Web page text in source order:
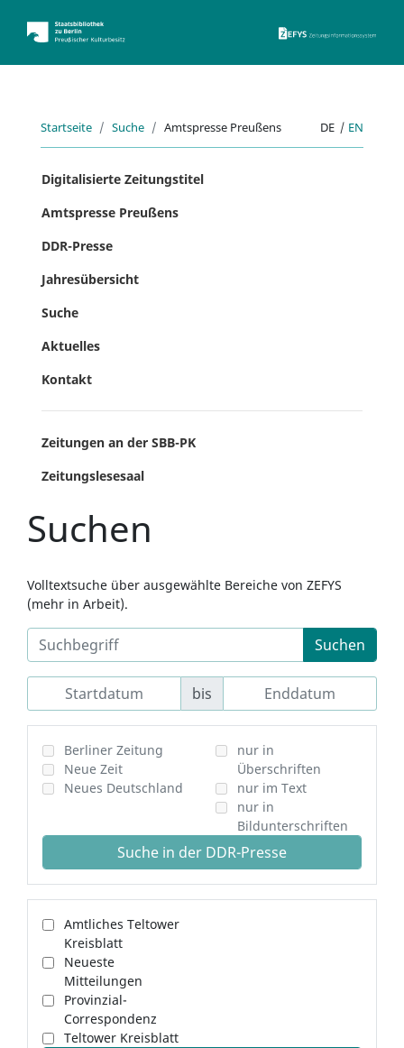
Startseite Suche Amtspresse Preußens DE | EN
Digitalisierte Zeitungstitel
Amtspresse Preußens
DDR-Presse
Jahresübersicht
Suche
Aktuelles
Kontakt
Zeitungen an der SBB-PK
Zeitungslesesaal
Suchen
Volltextsuche über ausgewählte Bereiche von ZEFYS
(mehr in Arbeit).
Suchen
bis
Berliner Zeitung
Neue Zeit
Neues Deutschland
nur in
Überschriften
nur im Text
nur in
Bildunterschriften
Suche in der DDR-Presse
Amtliches Teltower
Kreisblatt
Neueste
Mitteilungen
Provinzial-
Correspondenz
Teltower Kreisblatt